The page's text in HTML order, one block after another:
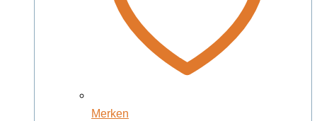
Merken